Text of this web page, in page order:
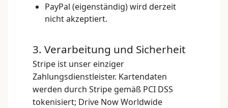
PayPal (eigenständig) wird derzeit
nicht akzeptiert.
3. Verarbeitung und Sicherheit
Stripe ist unser einziger
Zahlungsdienstleister. Kartendaten
werden durch Stripe gemäß PCI DSS
tokenisiert; Drive Now Worldwide